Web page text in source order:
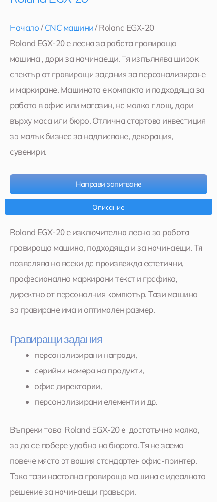
Начало/CNC машини/ Roland EGX-20
Roland EGX-20 е лесна за работа гравираща
машина , дори за начинаещи. Тя изпълнява широк
спектър от гравиращи задания за персонализиране
и маркиране. Машината е компакта и подходяща за
работа в офис или магазин, на малка площ, дори
върху маса или бюро. Отлична стартова инвестиция
за малък бизнес за надписване, декорация,
сувенири.
Направи запитване
Описание
Roland EGX-20 е изключително лесна за работа
гравираща машина, подходяща и за начинаещи. Тя
позволява на всеки да произвежда естетични,
професионално маркирани текст и графика,
директно от персоналния компютър. Тази машина
за гравиране има и оптимален размер.
Гравиращи задания
персонализирани награди,
серийни номера на продукти,
офис директории,
персонализирани елементи и др.
Въпреки това, Roland EGX-20 е достатъчно малка,
за да се побере удобно на бюрото. Тя не заема
повече място от вашия стандартен офис-принтер.
Така тази настолна гравираща машина е идеалното
решение за начинаещи гравьори.